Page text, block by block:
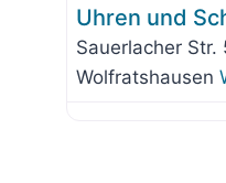
Uhren und
Sauerlacher Str.
Wolfratshausen